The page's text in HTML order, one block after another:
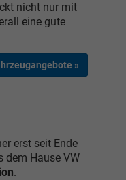
nicht nur mit
eine gute
»
erst seit Ende
dem Hause VW
.